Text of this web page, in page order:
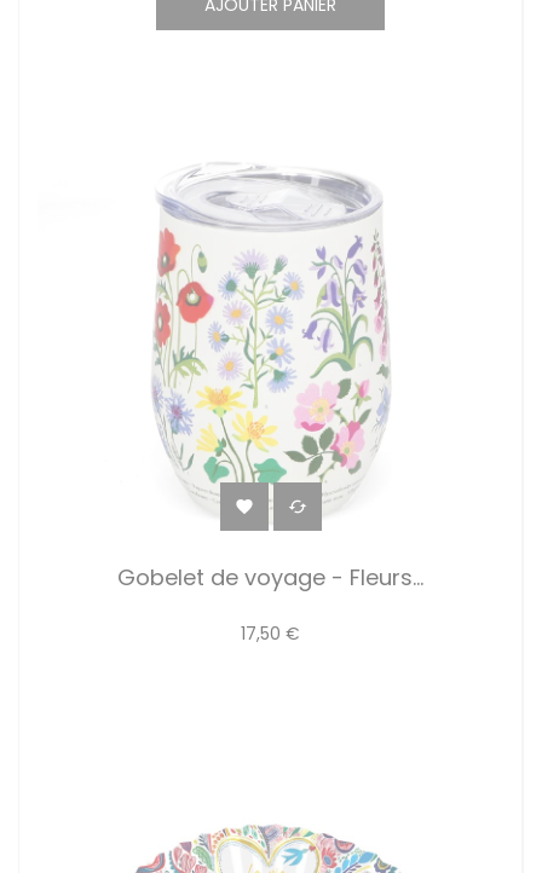
AJOUTER PANIER
 
Gobelet de voyage - Fleurs...
17,50 €